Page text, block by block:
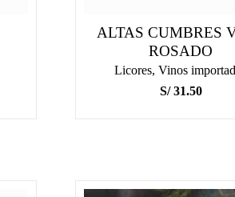
ALTAS CUMBRES
ROSADO
Licores, Vinos
S/31.50